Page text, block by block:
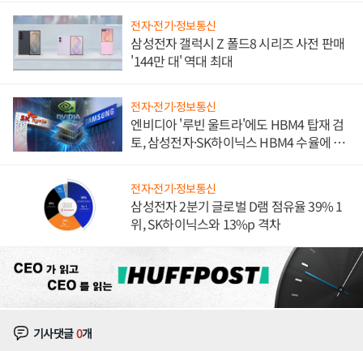
전자·전기·정보통신
삼성전자 갤럭시 Z 폴드8 시리즈 사전 판매
'144만 대' 역대 최대
전자·전기·정보통신
엔비디아 '루빈 울트라'에도 HBM4 탑재 검
토, 삼성전자·SK하이닉스 HBM4 수율에 주
전자·전기·정보통신
삼성전자 2분기 글로벌 D램 점유율 39% 1
위, SK하이닉스와 13%p 격차
기사댓글0개